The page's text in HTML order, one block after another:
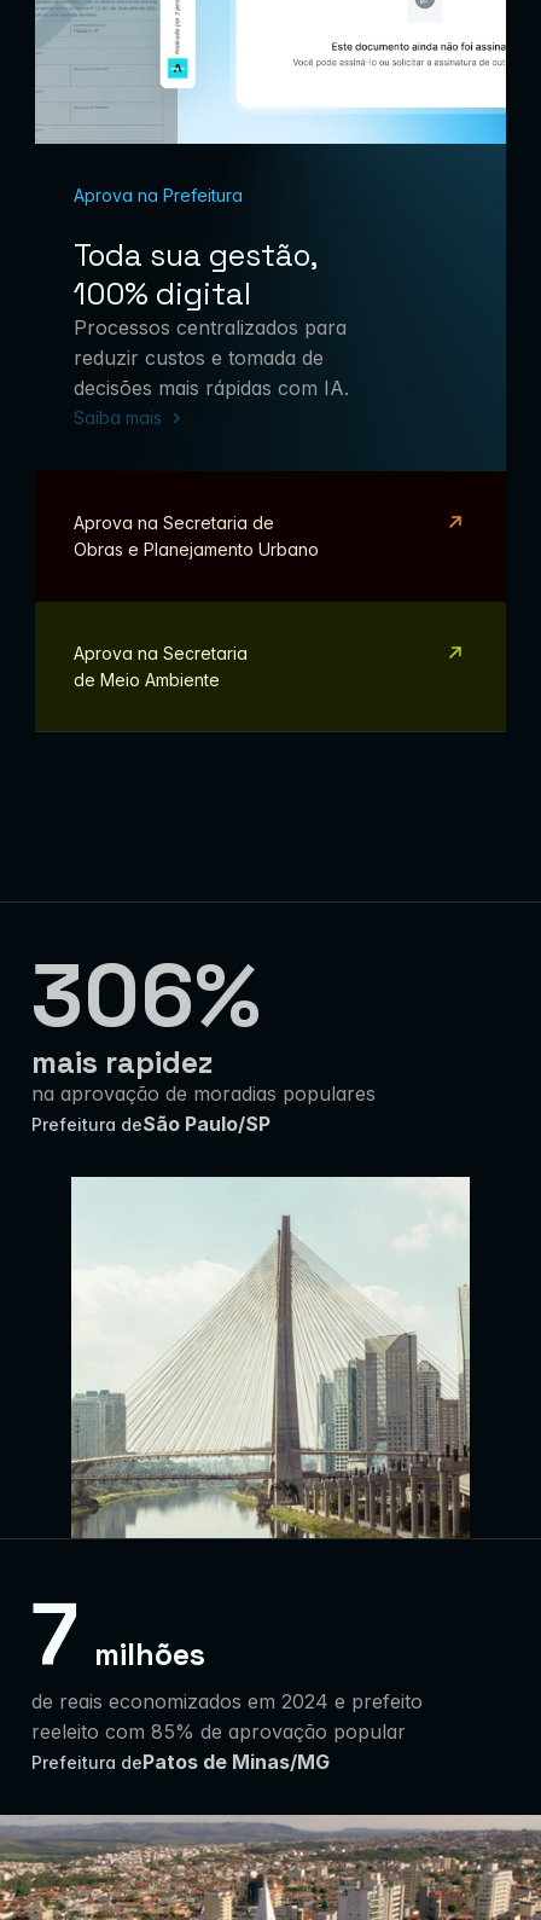
Aprova na Prefeitura
Toda sua gestão,
100% digital
Processos centralizados para
reduzir custos e tomada de
decisões mais rápidas com IA.
Saiba mais
Aprova na Secretaria de
Obras e Planejamento Urbano
Aprova na Secretaria
de Meio Ambiente
306%
mais rapidez
na aprovação de moradias populares
Prefeitura deSão Paulo/SP
7 milhões
de reais economizados em 2024 e prefeito
reeleito com 85% de aprovação popular
Prefeitura dePatos de Minas/MG